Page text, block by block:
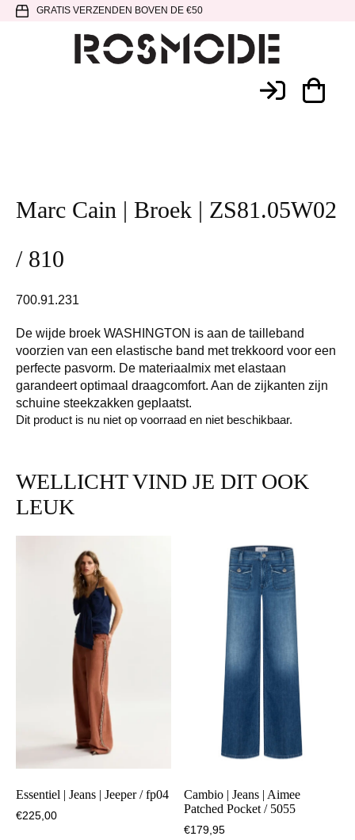
Spring
hoofdnavigatie
Door
SpringGRATIS VERZENDEN BOVEN DE €50
Marc Cain | Broek | ZS81.05W02
/ 810
700.91.231
De wijde broek WASHINGTON is aan de tailleband
voorzien van een elastische band met trekkoord voor een
perfecte pasvorm. De materiaalmix met elastaan
garandeert optimaal draagcomfort. Aan de zijkanten zijn
schuine steekzakken geplaatst.
Dit product is nu niet op voorraad en niet beschikbaar.
WELLICHT VIND JE DIT OOK
LEUK
Essentiel | Jeans | Jeeper / fp04
€225,00
Cambio | Jeans | Aimee
Patched Pocket / 5055
€179,95